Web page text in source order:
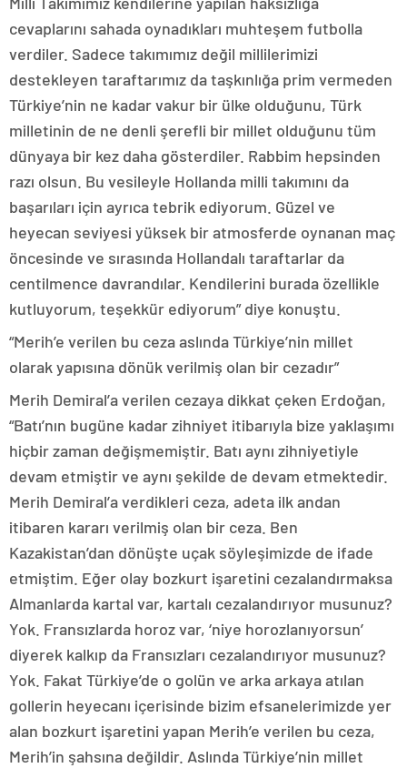
cevaplarını sahada oynadıkları muhteşem futbolla
verdiler. Sadece takımımız değil millilerimizi
destekleyen taraftarımız da taşkınlığa prim vermeden
Türkiye’nin ne kadar vakur bir ülke olduğunu, Türk
milletinin de ne denli şerefli bir millet olduğunu tüm
dünyaya bir kez daha gösterdiler. Rabbim hepsinden
razı olsun. Bu vesileyle Hollanda milli takımını da
başarıları için ayrıca tebrik ediyorum. Güzel ve
heyecan seviyesi yüksek bir atmosferde oynanan maç
öncesinde ve sırasında Hollandalı taraftarlar da
centilmence davrandılar. Kendilerini burada özellikle
kutluyorum, teşekkür ediyorum” diye konuştu.
“Merih’e verilen bu ceza aslında Türkiye’nin millet
olarak yapısına dönük verilmiş olan bir cezadır”
Merih Demiral’a verilen cezaya dikkat çeken Erdoğan,
“Batı’nın bugüne kadar zihniyet itibarıyla bize yaklaşımı
hiçbir zaman değişmemiştir. Batı aynı zihniyetiyle
devam etmiştir ve aynı şekilde de devam etmektedir.
Merih Demiral’a verdikleri ceza, adeta ilk andan
itibaren kararı verilmiş olan bir ceza. Ben
Kazakistan’dan dönüşte uçak söyleşimizde de ifade
etmiştim. Eğer olay bozkurt işaretini cezalandırmaksa
Almanlarda kartal var, kartalı cezalandırıyor musunuz?
Yok. Fransızlarda horoz var, ‘niye horozlanıyorsun’
diyerek kalkıp da Fransızları cezalandırıyor musunuz?
Yok. Fakat Türkiye’de o golün ve arka arkaya atılan
gollerin heyecanı içerisinde bizim efsanelerimizde yer
alan bozkurt işaretini yapan Merih’e verilen bu ceza,
Merih’in şahsına değildir. Aslında Türkiye’nin millet